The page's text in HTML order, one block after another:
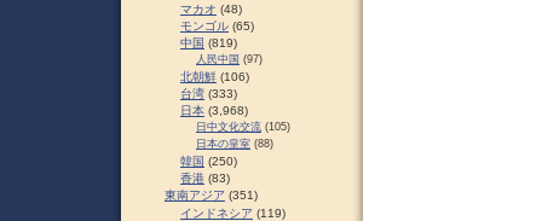
マカオ (48)
モンゴル (65)
中国 (819)
人民中国 (97)
北朝鮮 (106)
台湾 (333)
日本 (3,968)
日中文化交流 (105)
日本の皇室 (88)
韓国 (250)
香港 (83)
東南アジア (351)
インドネシア (119)